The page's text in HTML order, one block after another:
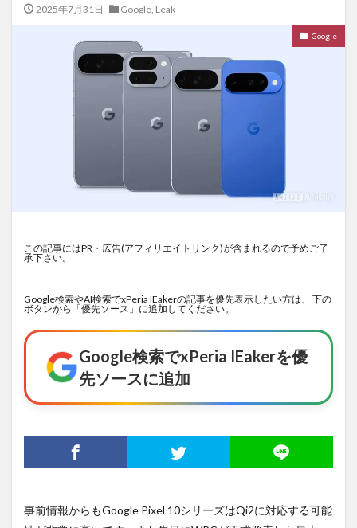
2025年7月31日 Google, Leak
Google
この記事にはPR・広告(アフィリエイトリンク)が含まれるので予めご了
承下さい。
Google検索やAI検索でxPeria IEakerの記事を優先表示したい方は、 下の
ボタンから「優先ソース」に追加してください。
Google検索でxPeria IEakerを優
先ソースに追加
事前情報からもGoogle Pixel 10シリーズはQi2に対応する可能